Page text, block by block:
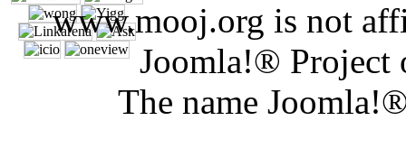
www.mooj.org is not
Joomla!® Project
The name